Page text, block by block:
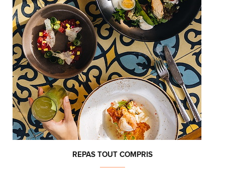
REPAS TOUT COMPRIS